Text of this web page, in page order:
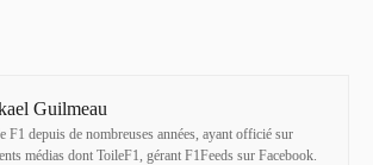
Guilmeau
F1 depuis de nombreuses années, ayant officié sur
médias dont ToileF1, gérant F1Feeds sur Facebook.